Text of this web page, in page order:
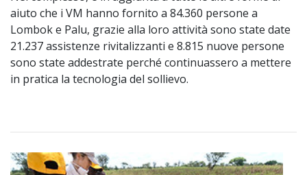
aiuto che i VM hanno fornito a 84.360 persone a
Lombok e Palu, grazie alla loro attività sono state date
21.237 assistenze rivitalizzanti e 8.815 nuove persone
sono state addestrate perché continuassero a mettere
in pratica la tecnologia del sollievo.